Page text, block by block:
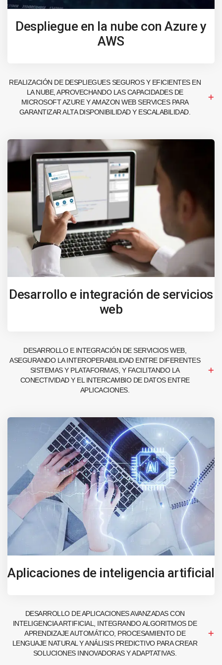
Despliegue en la nube con Azure y
AWS
REALIZACIÓN DE DESPLIEGUES SEGUROS Y EFICIENTES EN
LA NUBE, APROVECHANDO LAS CAPACIDADES DE
MICROSOFT AZURE Y AMAZON WEB SERVICES PARA
GARANTIZAR ALTA DISPONIBILIDAD Y ESCALABILIDAD.
Desarrollo e integración de servicios
web
DESARROLLO E INTEGRACIÓN DE SERVICIOS WEB,
ASEGURANDO LA INTEROPERABILIDAD ENTRE DIFERENTES
SISTEMAS Y PLATAFORMAS, Y FACILITANDO LA
CONECTIVIDAD Y EL INTERCAMBIO DE DATOS ENTRE
APLICACIONES.
Aplicaciones de inteligencia artificial
DESARROLLO DE APLICACIONES AVANZADAS CON
INTELIGENCIA ARTIFICIAL, INTEGRANDO ALGORITMOS DE
APRENDIZAJE AUTOMÁTICO, PROCESAMIENTO DE
LENGUAJE NATURAL Y ANÁLISIS PREDICTIVO PARA CREAR
SOLUCIONES INNOVADORAS Y ADAPTATIVAS.